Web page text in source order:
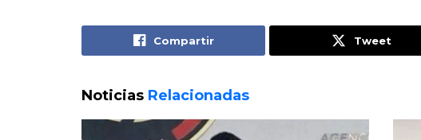
Compartir Tweet
Noticias Relacionadas